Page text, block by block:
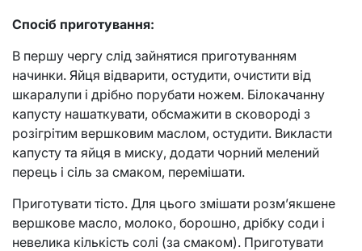
Спосіб приготування:
В першу чергу слід зайнятися приготуванням
начинки. Яйця відварити, остудити, очистити від
шкаралупи і дрібно порубати ножем. Білокачанну
капусту нашаткувати, обсмажити в сковороді з
розігрітим вершковим маслом, остудити. Викласти
капусту та яйця в миску, додати чорний мелений
перець і сіль за смаком, перемішати.
Приготувати тісто. Для цього змішати розм’якшене
вершкове масло, молоко, борошно, дрібку соди і
невелика кількість солі (за смаком). Приготувати